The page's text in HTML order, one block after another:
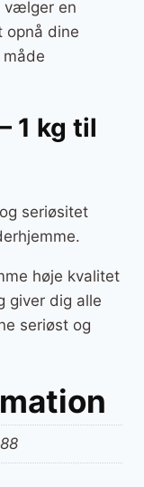
vælger en
opnå dine
1 kg til
seriøsitet
høje kvalitet
giver dig alle
seriøst og